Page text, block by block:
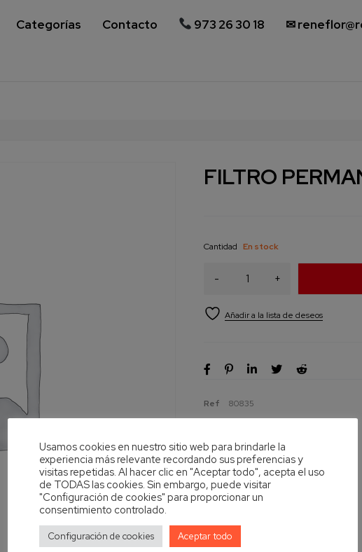
Categorías Contacto 973 26 30 18 ✉
FILTRO
Cantidad En stock
Ref 80835
Usamos cookies en nuestro sitio web para brindarle la
experiencia más relevante recordando sus preferencias y
visitas repetidas. Al hacer clic en "Aceptar todo", acepta el uso
de TODAS las cookies. Sin embargo, puede visitar
"Configuración de cookies" para proporcionar un
consentimiento controlado.
Configuración de cookies Aceptar todo